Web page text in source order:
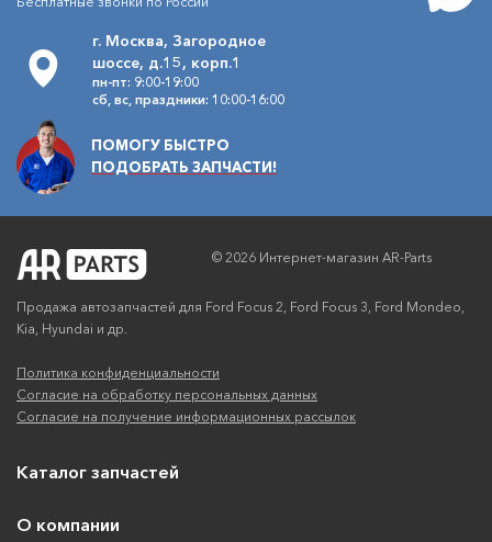
г. Москва, Загородное
шоссе, д.15, корп.1
пн-пт: 9:00-19:00
сб, вс, праздники: 10:00-16:00
ПОМОГУ БЫСТРО
ПОДОБРАТЬ ЗАПЧАСТИ!
© 2026 Интернет-магазин AR-Parts
Продажа автозапчастей для Ford Focus 2, Ford Focus 3, Ford Mondeo,
Kia, Hyundai и др.
Политика конфиденциальности
Согласие на обработку персональных данных
Согласие на получение информационных рассылок
Каталог запчастей
О компании